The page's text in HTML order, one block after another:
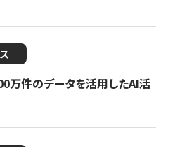
万件のデータを活用したAI活